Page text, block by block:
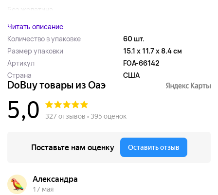
Без желатина...
Читать описание
Количество в упаковке
60 шт.
Размер упаковки
15.1 x 11.7 x 8.4 см
Артикул
FOA-66142
Страна
США